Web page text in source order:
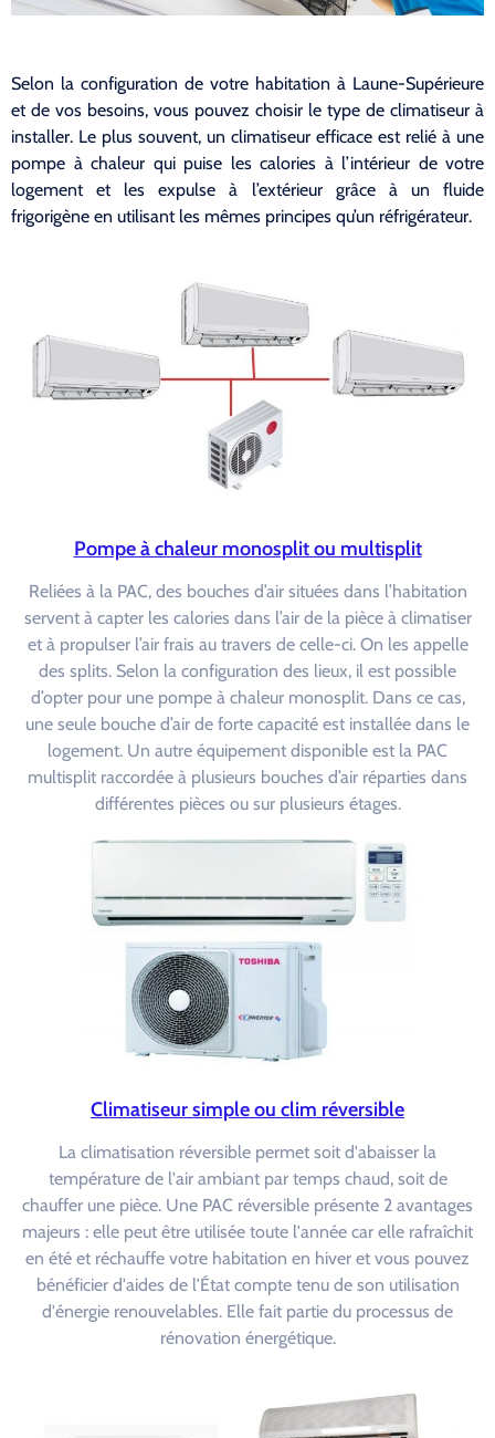
Selon la configuration de votre habitation à Laune-Supérieure
et de vos besoins, vous pouvez choisir le type de climatiseur à
installer. Le plus souvent, un climatiseur efficace est relié à une
pompe à chaleur qui puise les calories à l’intérieur de votre
logement et les expulse à l’extérieur grâce à un fluide
frigorigène en utilisant les mêmes principes qu’un réfrigérateur.
Pompe à chaleur monosplit ou multisplit
Reliées à la PAC, des bouches d’air situées dans l’habitation
servent à capter les calories dans l’air de la pièce à climatiser
et à propulser l’air frais au travers de celle-ci. On les appelle
des splits. Selon la configuration des lieux, il est possible
d’opter pour une pompe à chaleur monosplit. Dans ce cas,
une seule bouche d’air de forte capacité est installée dans le
logement. Un autre équipement disponible est la PAC
multisplit raccordée à plusieurs bouches d’air réparties dans
différentes pièces ou sur plusieurs étages.
Climatiseur simple ou clim réversible
La climatisation réversible permet soit d'abaisser la
température de l'air ambiant par temps chaud, soit de
chauffer une pièce. Une PAC réversible présente 2 avantages
majeurs : elle peut être utilisée toute l'année car elle rafraîchit
en été et réchauffe votre habitation en hiver et vous pouvez
bénéficier d'aides de l'État compte tenu de son utilisation
d'énergie renouvelables. Elle fait partie du processus de
rénovation énergétique.